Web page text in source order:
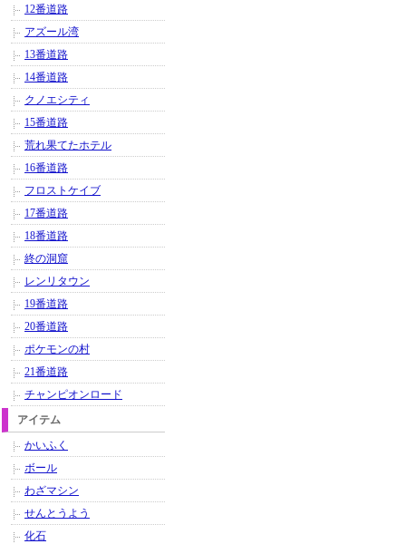
12番道路
アズール湾
13番道路
14番道路
クノエシティ
15番道路
荒れ果てたホテル
16番道路
フロストケイブ
17番道路
18番道路
終の洞窟
レンリタウン
19番道路
20番道路
ポケモンの村
21番道路
チャンピオンロード
アイテム
かいふく
ボール
わざマシン
せんとうよう
化石